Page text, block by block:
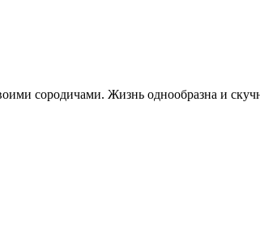
сородичами. Жизнь однообразна и